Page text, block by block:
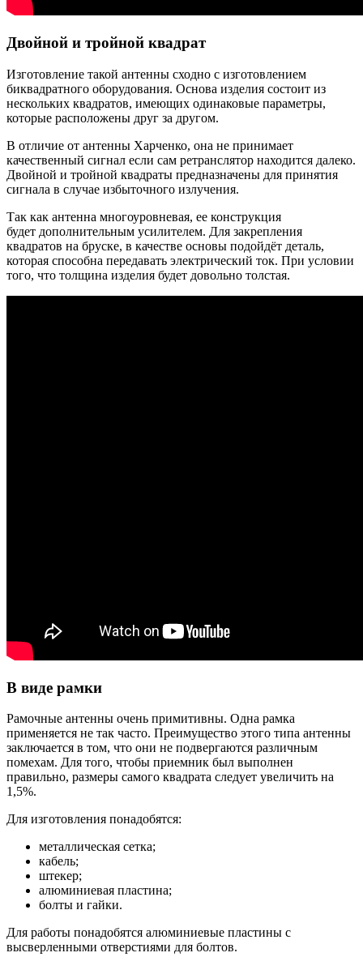
Двойной и тройной квадрат
Изготовление такой антенны сходно с изготовлением
биквадратного оборудования. Основа изделия состоит из
нескольких квадратов, имеющих одинаковые параметры,
которые расположены друг за другом.
В отличие от антенны Харченко, она не принимает
качественный сигнал если сам ретранслятор находится далеко.
Двойной и тройной квадраты предназначены для принятия
сигнала в случае избыточного излучения.
Так как антенна многоуровневая, ее конструкция
будет дополнительным усилителем. Для закрепления
квадратов на бруске, в качестве основы подойдёт деталь,
которая способна передавать электрический ток. При условии
того, что толщина изделия будет довольно толстая.
В виде рамки
Рамочные антенны очень примитивны. Одна рамка
применяется не так часто. Преимущество этого типа антенны
заключается в том, что они не подвергаются различным
помехам. Для того, чтобы приемник был выполнен
правильно, размеры самого квадрата следует увеличить на
1,5%.
Для изготовления понадобятся:
металлическая сетка;
кабель;
штекер;
алюминиевая пластина;
болты и гайки.
Для работы понадобятся алюминиевые пластины с
высверленными отверстиями для болтов.